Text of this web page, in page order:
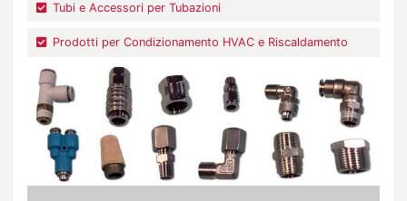
Tubi e Accessori per Tubazioni
Prodotti per Condizionamento HVAC e Riscaldamento